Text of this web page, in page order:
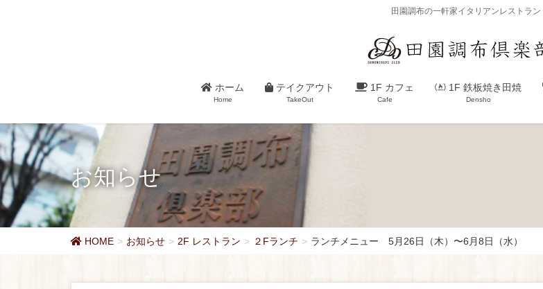
田園調布の一軒家イタリアンレストラン
ホーム
Home
テイクアウト
TakeOut
1F カフェ
Cafe
1F 鉄板焼き田焼
Densho
お知らせ
HOME お知らせ 2F レストラン ２Fランチ ランチメニュー 5月26日（木）〜6月8日（水）